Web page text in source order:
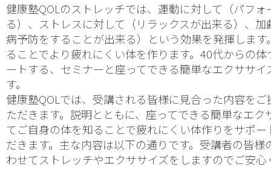
健康塾QOLのストレッチでは、運動に対して（パフ
る）、ストレスに対して（リラックスが出来る）、加
病予防をすることが出来る）という効果を発揮します
ることでより疲れにくい体を作ります。40代からの
ートする、セミナーと座ってできる簡単なエクササイ
す
健康塾QOLでは、受講される皆様に見合った内容を
ただきます。説明とともに、座ってできる簡単なエク
てご自身の体を知ることで疲れにくい体作りをサポ
だきます。主な内容は以下の通りです。受講者の皆様
わせてストレッチやエクササイズをしますのでご安心